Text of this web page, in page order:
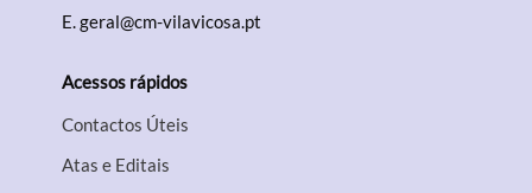
E.geral@cm-vilavicosa.pt
Acessos rápidos
Contactos Úteis
Atas e Editais